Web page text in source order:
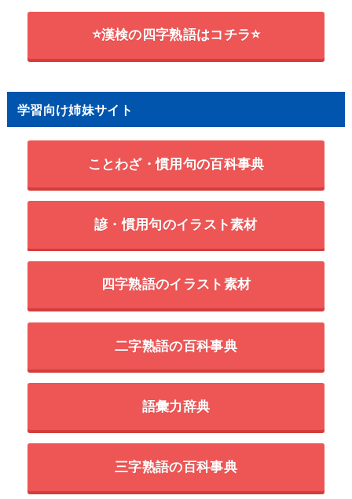
⭐漢検の四字熟語はコチラ⭐
学習向け姉妹サイト
ことわざ・慣用句の百科事典
諺・慣用句のイラスト素材
四字熟語のイラスト素材
二字熟語の百科事典
語彙力辞典
三字熟語の百科事典